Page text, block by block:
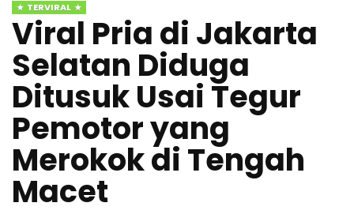
TERVIRAL
Viral Pria di Jakarta
Selatan Diduga
Ditusuk Usai Tegur
Pemotor yang
Merokok di Tengah
Macet